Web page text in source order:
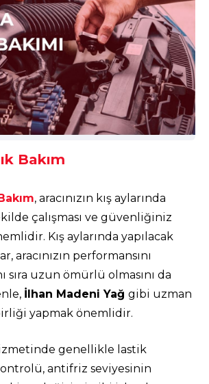
Bakım
, aracınızın kış aylarında
çalışması ve güvenliğiniz
Kış aylarında yapılacak
aracınızın performansını
sıra uzun ömürlü olmasını da
İlhan Madeni Yağ gibi uzman
yapmak önemlidir.
genellikle lastik
antifriz seviyesinin